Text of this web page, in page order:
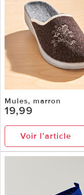
Mules, marron
19,99
Voir l’article